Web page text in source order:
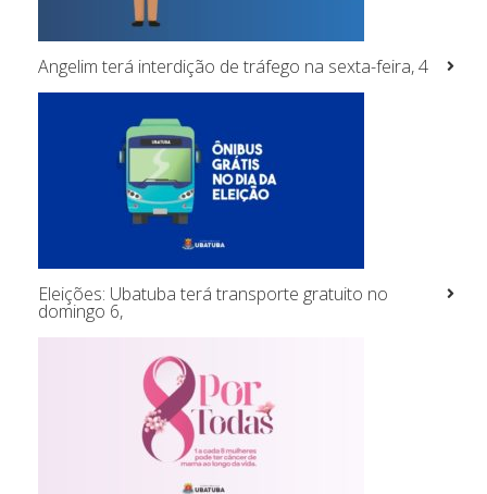
Angelim terá interdição de tráfego na sexta-feira, 4
Eleições: Ubatuba terá transporte gratuito no
domingo 6,